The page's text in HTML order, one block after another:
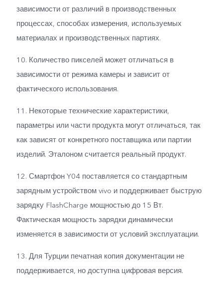
зависимости от различий в производственных
процессах, способах измерения, используемых
материалах и производственных партиях.
10. Количество пикселей может отличаться в
зависимости от режима камеры и зависит от
фактического использования.
11. Некоторые технические характеристики,
параметры или части продукта могут отличаться, так
как зависят от конкретного поставщика или партии
изделий. Эталоном считается реальный продукт.
12. Смартфон Y04 поставляется со стандартным
зарядным устройством vivo и поддерживает быструю
зарядку FlashCharge мощностью до 15 Вт.
Фактическая мощность зарядки динамически
изменяется в зависимости от условий эксплуатации.
13. Для Турции печатная копия документации не
поддерживается, но доступна цифровая версия.